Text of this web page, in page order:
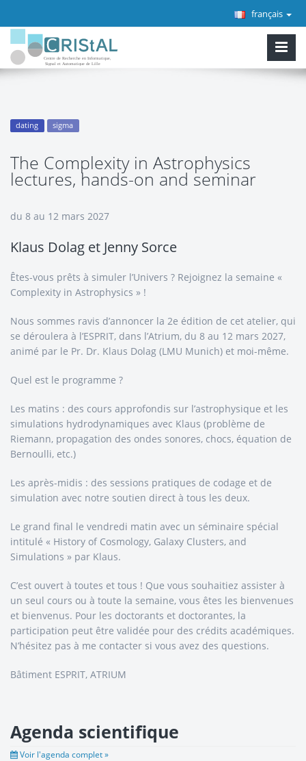
français
dating sigma
The Complexity in Astrophysics
lectures, hands-on and seminar
du 8 au 12 mars 2027
Klaus Dolag et Jenny Sorce
Êtes-vous prêts à simuler l’Univers ? Rejoignez la semaine «
Complexity in Astrophysics » !
Nous sommes ravis d’annoncer la 2e édition de cet atelier, qui
se déroulera à l’ESPRIT, dans l’Atrium, du 8 au 12 mars 2027,
animé par le Pr. Dr. Klaus Dolag (LMU Munich) et moi-même.
Quel est le programme ?
Les matins : des cours approfondis sur l’astrophysique et les
simulations hydrodynamiques avec Klaus (problème de
Riemann, propagation des ondes sonores, chocs, équation de
Bernoulli, etc.)
Les après-midis : des sessions pratiques de codage et de
simulation avec notre soutien direct à tous les deux.
Le grand final le vendredi matin avec un séminaire spécial
intitulé « History of Cosmology, Galaxy Clusters, and
Simulations » par Klaus.
C’est ouvert à toutes et tous ! Que vous souhaitiez assister à
un seul cours ou à toute la semaine, vous êtes les bienvenues
et bienvenus. Pour les doctorants et doctorantes, la
participation peut être validée pour des crédits académiques.
N’hésitez pas à me contacter si vous avez des questions.
Bâtiment ESPRIT, ATRIUM
Agenda scientifique
Voir l'agenda complet »